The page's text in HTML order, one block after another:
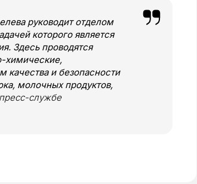
руководит отделом
которого является
Здесь проводятся
химические,
качества и безопасности
молочных продуктов,
службе